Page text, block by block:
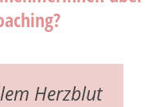
Herzblut